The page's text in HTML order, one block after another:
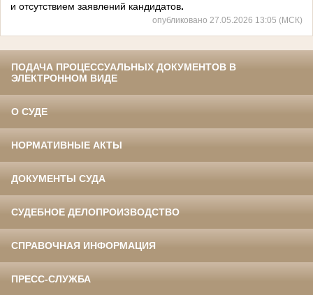
и отсутствием заявлений кандидатов.
опубликовано 27.05.2026 13:05 (МСК)
ПОДАЧА ПРОЦЕССУАЛЬНЫХ ДОКУМЕНТОВ В
ЭЛЕКТРОННОМ ВИДЕ
О СУДЕ
НОРМАТИВНЫЕ АКТЫ
ДОКУМЕНТЫ СУДА
СУДЕБНОЕ ДЕЛОПРОИЗВОДСТВО
СПРАВОЧНАЯ ИНФОРМАЦИЯ
ПРЕСС-СЛУЖБА